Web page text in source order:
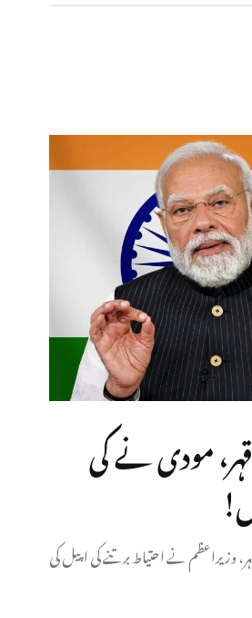
مودی نے کی
وزیراعظم نے احتیاط برتنے کی اپیل کی